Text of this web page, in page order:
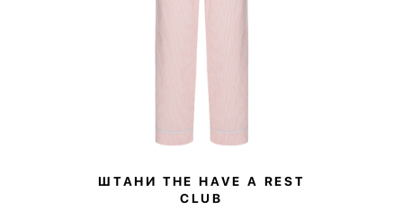
ШТАНИ THE HAVE A REST
CLUB